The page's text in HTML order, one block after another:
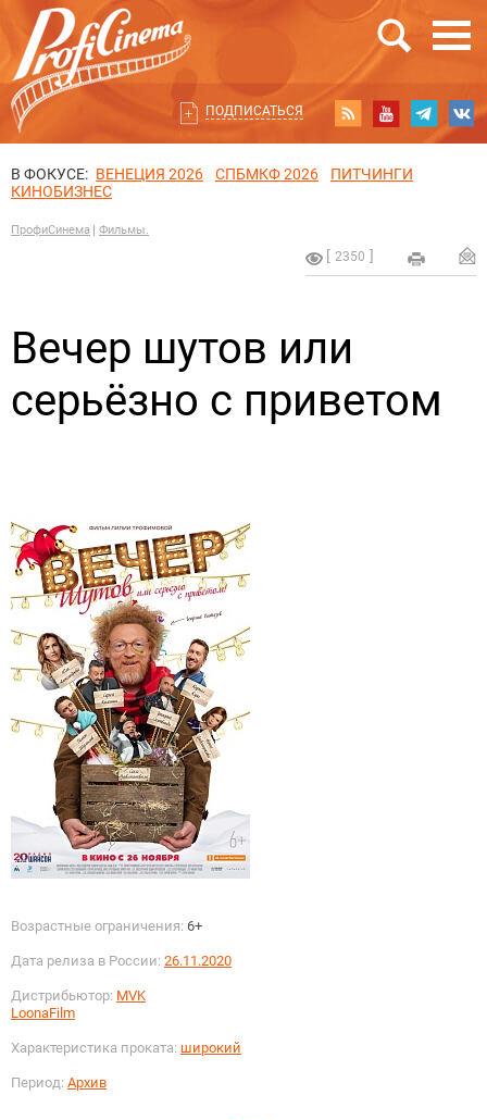
ПОДПИСАТЬСЯ
В ФОКУСЕ: ВЕНЕЦИЯ 2026 СПБМКФ 2026
ПИТЧИНГИ
КИНОБИЗНЕС
ПрофиСинема Фильмы.
2350
Вечер шутов или
серьёзно с приветом
Возрастные ограничения: 6+
Дата релиза в России: 26.11.2020
Дистрибьютор: MVK
LoonaFilm
Характеристика проката: широкий
Период: Архив